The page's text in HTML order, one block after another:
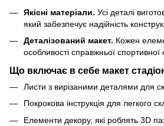
Якісні матеріали. Усі деталі
який забезпечує надійність
Деталізований макет. Кожен
особливості справжньої спортивної
Що включає в себе макет
Листи з вирізаними деталями для
Покрокова інструкція для легкого
Елементи декору, які роблять 3D